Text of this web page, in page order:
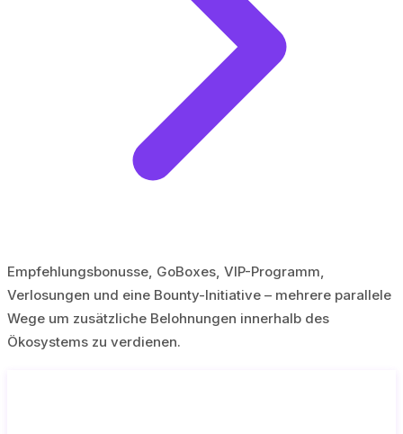
Empfehlungsbonusse, GoBoxes, VIP-Programm,
Verlosungen und eine Bounty-Initiative – mehrere parallele
Wege um zusätzliche Belohnungen innerhalb des
Ökosystems zu verdienen.